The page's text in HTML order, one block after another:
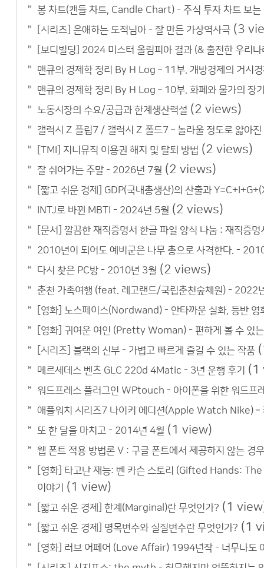
봉 차트(캔들 차트, Candle Chart) - 주식 투자 차트 보는
[시리즈] 은애하는 도적님아 - 잘 만든 가상역사극 (3
[보디빌딩] 2024 미스터 올림피아 결과 (& 출전한 우리나
맨큐의 경제학 정리 By H Log – 11부. 개방경제의 거시
맨큐의 경제학 정리 By H Log – 10부. 화폐와 물가의 장
노동시장의 수요/공급과 한계생산력설 (2 views)
갤럭시 Z 플립7 / 갤럭시 Z 폴드7 – 놀라울 정도로 얇아
[TMI] 지니뮤직 이용권 해지 및 탈퇴 방법 (2 views)
잘 쉬어가는 주말 - 2026년 7월 (2 views)
[짧고 쉬운 경제] GDP(국내총생산)의 산출과
INTJ로 바뀐 MBTI - 2024년 5월 (2 views)
[문서] 깔끔한 재직증명서 한글 파일 양식 나눔 : 재직증
2010년이 되어도 예비군은 나무 총으로 사격한다. -
다시 찾은 PC방 - 2010년 3월 (2 views)
춘천 가족여행 (feat. 레고랜드/국립춘천숲체원) - 2022
[영화] 노스페이스(Nordwand) - 안타까운 실화, 등반 영
[영화] 귀여운 여인 (Pretty Woman) - 편하게 볼 수 있
[시리즈] 블랙의 신부 - 가볍고 빠르게 즐길 수 있는 작품
메르세데스 벤츠 GLC 220d 4Matic - 3년 운행 후기 (1
워드프레스 플러그인 WPtouch - 아이폰을 위한 워드프
애플워치 시리즈7 나이키 에디션(Apple Watch Nike) –
또 한 달을 마치고 - 2014년 4월 (1 view)
웹 폰트 적용 방법론 V : 구글 폰트에서 제공하지 않는 경
[영화] 타고난 재능: 벤 카슨 스토리 (Gifted Hands:
이야기
(1 view)
[짧고 쉬운 경제] 한계(Marginal)란 무엇인가? (1
[짧고 쉬운 경제] 명목변수와 실질변수란 무엇인가? (1
[영화] 러브 어페어 (Love Affair) 1994년작 - 너무나도